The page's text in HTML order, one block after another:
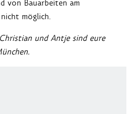
von Bauarbeiten am
möglich.
und Antje sind eure